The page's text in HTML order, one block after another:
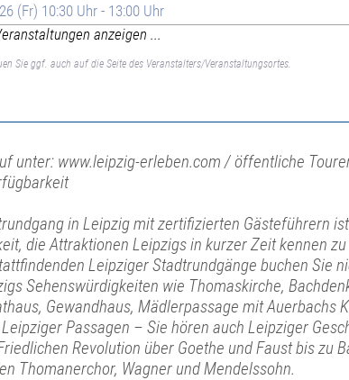
(Fr) 10:30 Uhr - 13:00 Uhr
anzeigen ...
Sie ggf. auch auf die Seite des Veranstalters/Veranstaltungsortes.
unter: www.leipzig-erleben.com / öffentliche
in Leipzig mit zertifizierten Gästeführern
die Attraktionen Leipzigs in kurzer Zeit kennen
Leipziger Stadtrundgänge buchen Sie
Sehenswürdigkeiten wie Thomaskirche,
Gewandhaus, Mädlerpassage mit Auerbachs
Passagen – Sie hören auch Leipziger
Revolution über Goethe und Faust bis zu
Thomanerchor, Wagner und Mendelssohn.